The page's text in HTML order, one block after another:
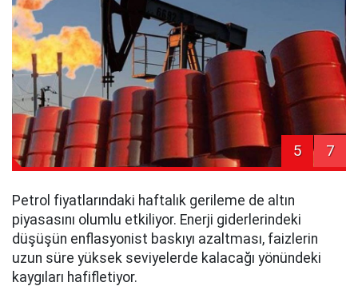
5 7
Petrol fiyatlarındaki haftalık gerileme de altın
piyasasını olumlu etkiliyor. Enerji giderlerindeki
düşüşün enflasyonist baskıyı azaltması, faizlerin
uzun süre yüksek seviyelerde kalacağı yönündeki
kaygıları hafifletiyor.